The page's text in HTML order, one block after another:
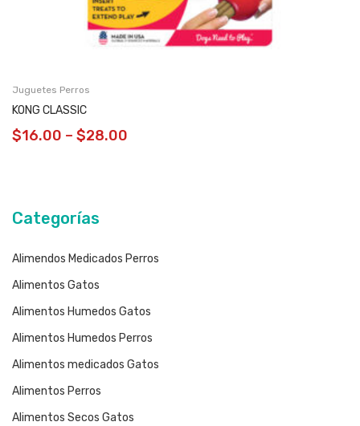
Juguetes Perros
KONG CLASSIC
$16.00 – $28.00
Categorías
Alimendos Medicados Perros
Alimentos Gatos
Alimentos Humedos Gatos
Alimentos Humedos Perros
Alimentos medicados Gatos
Alimentos Perros
Alimentos Secos Gatos